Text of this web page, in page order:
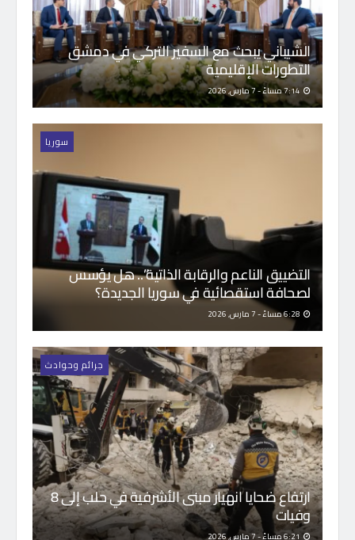
الشيباني يبحث مع السفير التركي في دمشق
التطورات الإقليمية
سوريا
التضييق الناعم والرقابة الذاتية”.. هل يؤسس
لصحافة استقصائية في سوريا الجديدة؟
جرائم وحوادث
ارتفاع ضحايا انهيار مبنى الأشرفية في حلب إلى 8
وفيات